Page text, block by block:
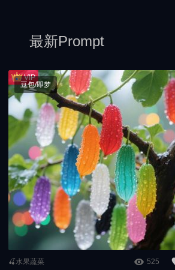
最新Prompt
🍒水果蔬菜 525
豆包/即梦